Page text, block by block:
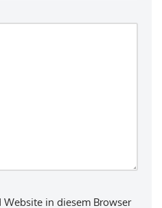
Website in diesem Browser